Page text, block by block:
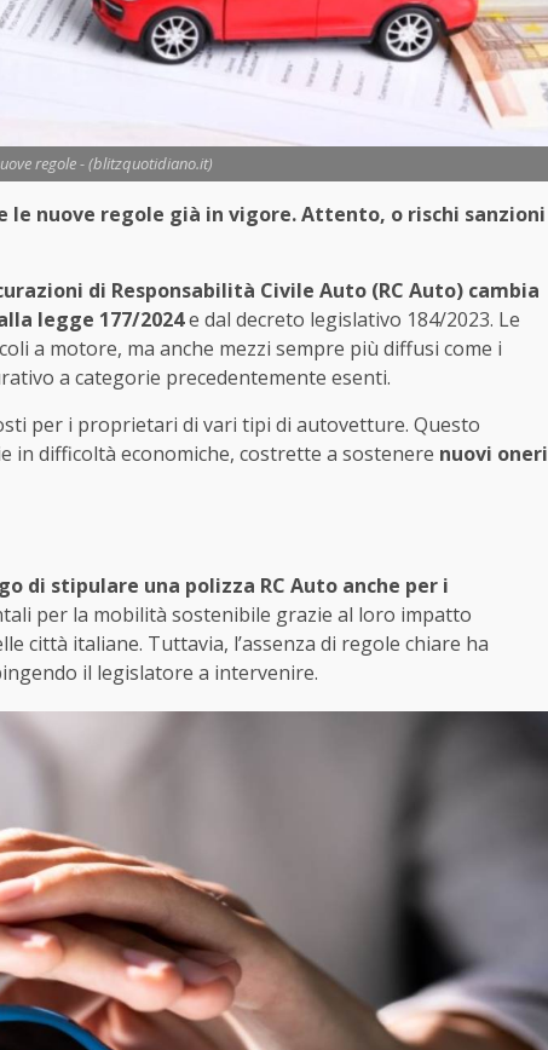
regole - (blitzquotidiano.it)
le nuove regole già in vigore. Attento, o rischi sanzioni
di Responsabilità Civile Auto (RC Auto) cambia
legge 177/2024e dal decreto legislativo 184/2023. Le
a motore, ma anche mezzi sempre più diffusi come i
a categorie precedentemente esenti.
per i proprietari di vari tipi di autovetture. Questo
difficoltà economiche, costrette a sostenere nuovi oneri
di stipulare una polizza RC Auto anche per i
per la mobilità sostenibile grazie al loro impatto
città italiane. Tuttavia, l’assenza di regole chiare ha
il legislatore a intervenire.